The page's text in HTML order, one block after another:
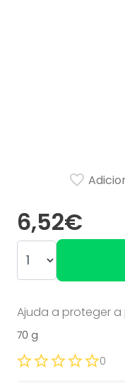
6,52€
Ajuda a proteger
70 g
0